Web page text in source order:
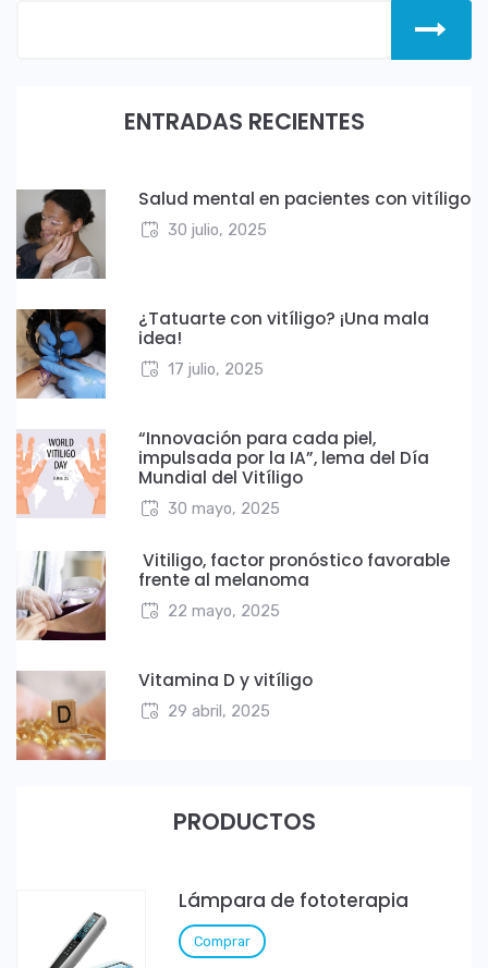
ENTRADAS RECIENTES
Salud mental en pacientes con vitíligo
30 julio, 2025
¿Tatuarte con vitíligo? ¡Una mala
idea!
17 julio, 2025
“Innovación para cada piel,
impulsada por la IA”, lema del Día
Mundial del Vitíligo
30 mayo, 2025
Vitiligo, factor pronóstico favorable
frente al melanoma
22 mayo, 2025
Vitamina D y vitíligo
29 abril, 2025
PRODUCTOS
Lámpara de fototerapia
Comprar